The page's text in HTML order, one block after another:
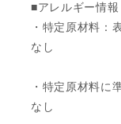
■アレルギー情報
・特定原材料：
なし
・特定原材料に
なし